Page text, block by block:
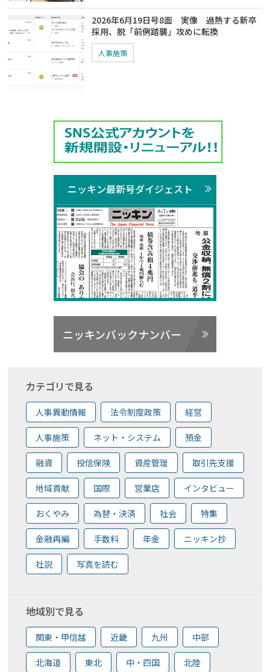
2026年6月19日号8面 実像 過熱する新卒
採用、脱「前例踏襲」攻めに転換
人事施策
ニッキン最新号ダイジェスト
ニッキンバックナンバー
カテゴリで見る
人事異動情報 法令制度政策 経営
人事施策 ネット・システム 預金
融資 投信保険 資産管理 取引先支援
地域貢献 国際 営業店 インタビュー
おくやみ 為替・決済 社会 特集
金融再編 手数料 年金 ニッキン抄
社説 写真を読む
地域別で見る
関東・甲信越 近畿 九州 中部
北海道 東北 中・四国 北陸